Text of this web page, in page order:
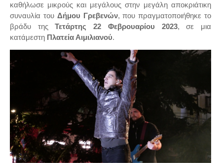
καθήλωσε μικρούς και μεγάλους στην μεγάλη αποκριάτικη
συναυλία του Δήμου Γρεβενών, που πραγματοποιήθηκε το
βράδυ τηςΤετάρτης 22 Φεβρουαρίου 2023, σε μια
κατάμεστη Πλατεία Αιμιλιανού.